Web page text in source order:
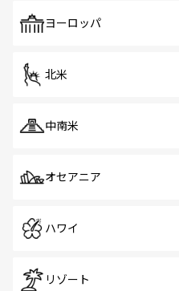
ヨーロッパ
北米
中南米
オセアニア
ハワイ
リゾート